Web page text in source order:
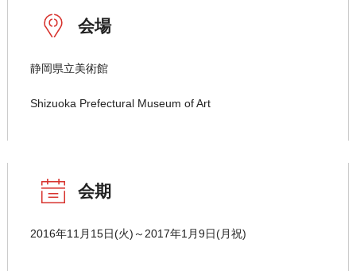
会場
静岡県立美術館
Shizuoka Prefectural Museum of Art
会期
2016年11月15日(火)～2017年1月9日(月祝)